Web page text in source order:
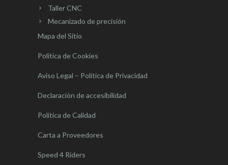
Taller CNC
Mecanizado de precisión
Mapa del Sitio
Política de Cookies
Aviso Legal – Política de Privacidad
Declaración de accesibilidad
Política de Calidad
Carta a Proveedores
Speed 4 Riders